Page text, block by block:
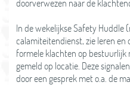
doorverwezen naar de
In de wekelijkse Safety Huddle
calamiteitendienst, zie leren
formele klachten op bestuurlijk
gemeld op locatie. Deze
door een gesprek met o.a. de